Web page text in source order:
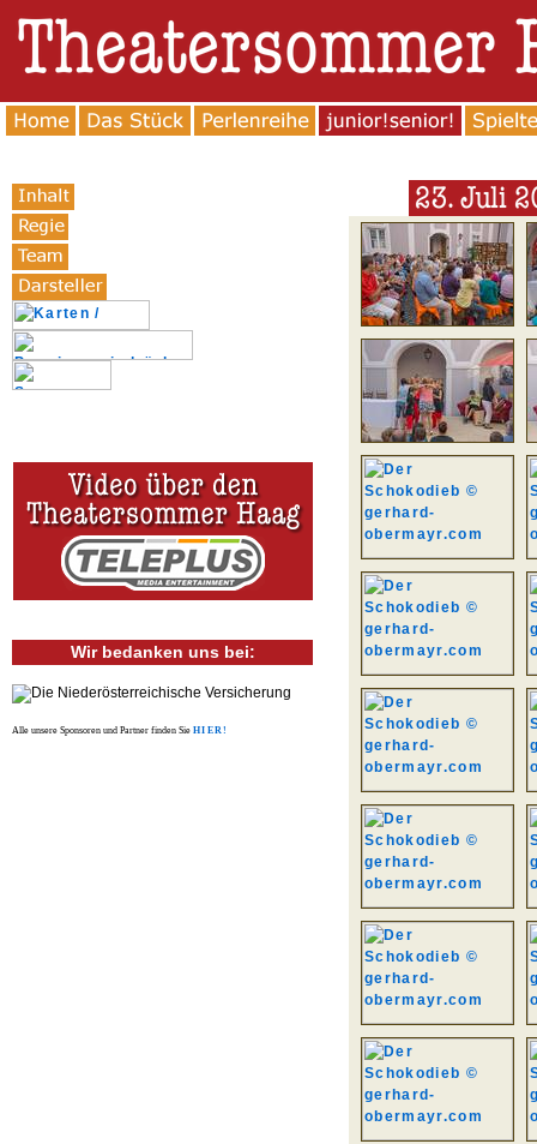
Wir bedanken uns bei:
Alle unsere Sponsoren und Partner finden Sie HIER!